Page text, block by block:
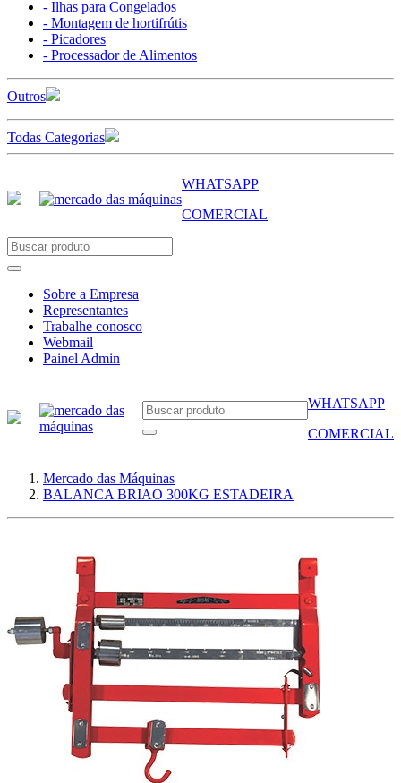
- Ilhas para Congelados
- Montagem de hortifrútis
- Picadores
- Processador de Alimentos
Outros
Todas Categorias
WHATSAPP
COMERCIAL
Sobre a Empresa
Representantes
Trabalhe conosco
Webmail
Painel Admin
WHATSAPP
COMERCIAL
Mercado das Máquinas
BALANCA BRIAO 300KG ESTADEIRA